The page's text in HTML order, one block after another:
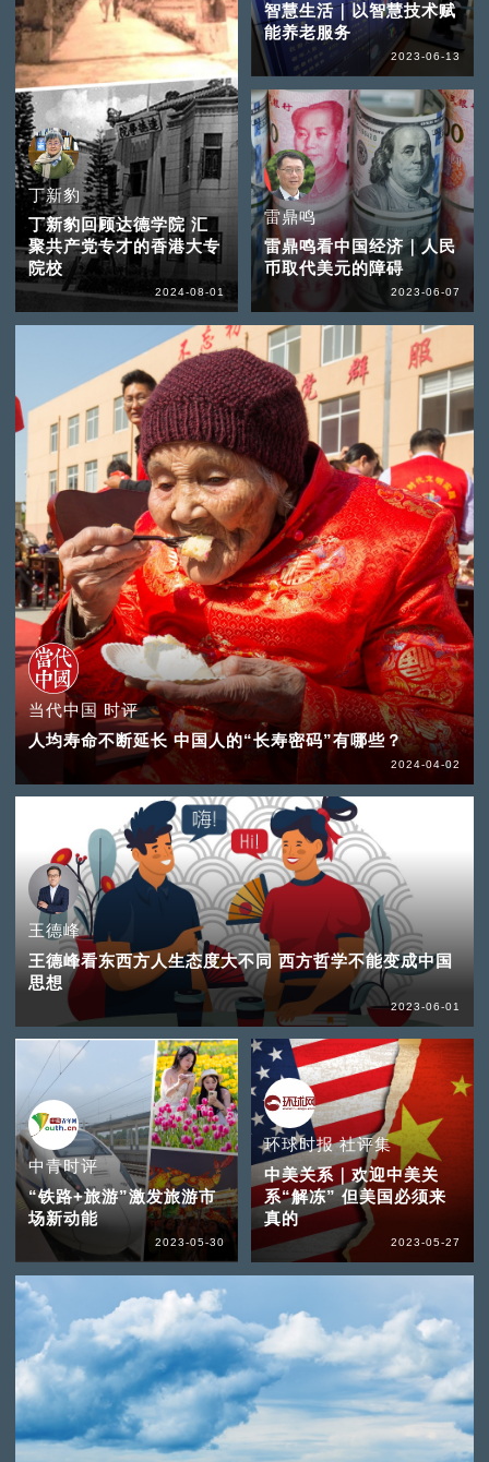
丁新豹
丁新豹回顾达德学院 汇
聚共产党专才的香港大专
院校
2024-08-01
当代中国 时评
人均寿命不断延长 中国人的“长寿密码”有哪些？
2024-04-02
智慧生活｜以智慧技术赋
能养老服务
2023-06-13
雷鼎鸣
雷鼎鸣看中国经济｜人民
币取代美元的障碍
2023-06-07
王德峰
王德峰看东西方人生态度大不同 西方哲学不能变成中国
思想
2023-06-01
中青时评
“铁路+旅游”激发旅游市
场新动能
2023-05-30
环球时报 社评集
中美关系｜欢迎中美关
系“解冻” 但美国必须来
真的
2023-05-27